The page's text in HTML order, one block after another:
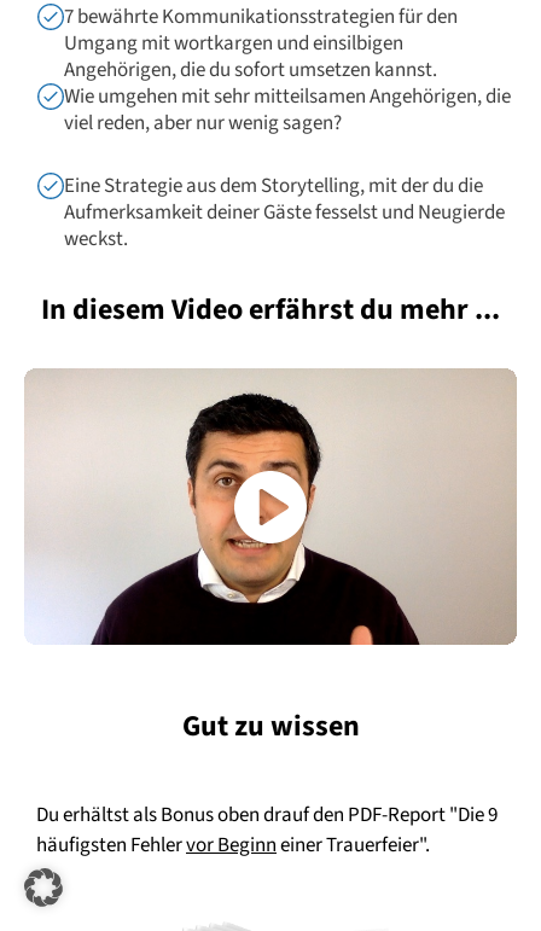
7 bewährte Kommunikationsstrategien für den
Umgang mit wortkargen und einsilbigen
Angehörigen, die du sofort umsetzen kannst.
Wie umgehen mit sehr mitteilsamen Angehörigen, die
viel reden, aber nur wenig sagen?
Eine Strategie aus dem Storytelling, mit der du die
Aufmerksamkeit deiner Gäste fesselst und Neugierde
weckst.
In diesem Video erfährst du mehr ...
Gut zu wissen
Du erhältst als Bonus oben drauf den PDF-Report "Die 9
häufigsten Fehlervor Beginneiner Trauerfeier".